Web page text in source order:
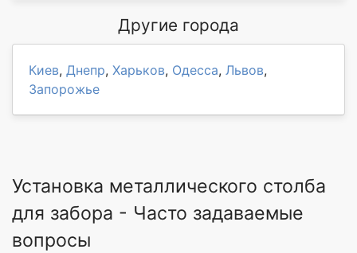
Другие города
Киев, Днепр, Харьков, Одесса, Львов,
Запорожье
Установка металлического столба
для забора - Часто задаваемые
вопросы